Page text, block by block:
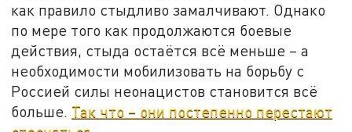
как правило стыдливо замалчивают. Однако
по мере того как продолжаются боевые
действия, стыда остаётся всё меньше – а
необходимости мобилизовать на борьбу с
Россией силы неонацистов становится всё
больше. Так что – они постепенно перестают